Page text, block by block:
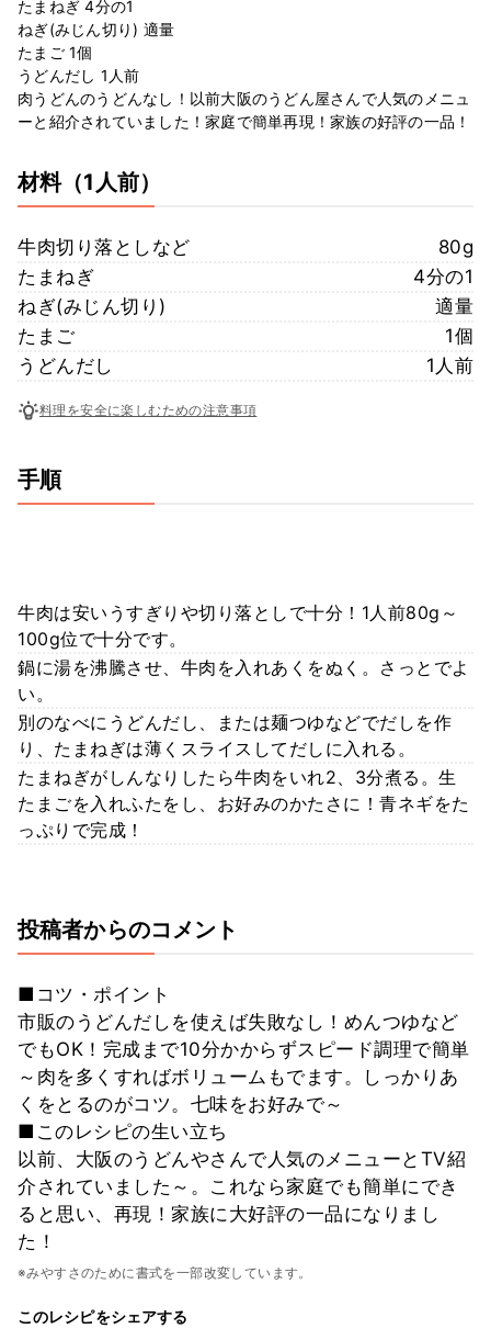
たまねぎ 4分の1
ねぎ(みじん切り) 適量
たまご 1個
うどんだし 1人前
肉うどんのうどんなし！以前大阪のうどん屋さんで人気のメニュ
ーと紹介されていました！家庭で簡単再現！家族の好評の一品！
材料（1人前）
牛肉切り落としなど
80g
たまねぎ
4分の1
ねぎ(みじん切り)
適量
たまご
1個
うどんだし
1人前
料理を安全に楽しむための注意事項
手順
牛肉は安いうすぎりや切り落としで十分！1人前80g～
100g位で十分です。
鍋に湯を沸騰させ、牛肉を入れあくをぬく。さっとでよ
い。
別のなべにうどんだし、または麺つゆなどでだしを作
り、たまねぎは薄くスライスしてだしに入れる。
たまねぎがしんなりしたら牛肉をいれ2、3分煮る。生
たまごを入れふたをし、お好みのかたさに！青ネギをた
っぷりで完成！
投稿者からのコメント
■コツ・ポイント
市販のうどんだしを使えば失敗なし！めんつゆなど
でもOK！完成まで10分かからずスピード調理で簡単
～肉を多くすればボリュームもでます。しっかりあ
くをとるのがコツ。七味をお好みで～
■このレシピの生い立ち
以前、大阪のうどんやさんで人気のメニューとTV紹
介されていました～。これなら家庭でも簡単にでき
ると思い、再現！家族に大好評の一品になりまし
た！
※みやすさのために書式を一部改変しています。
このレシピをシェアする